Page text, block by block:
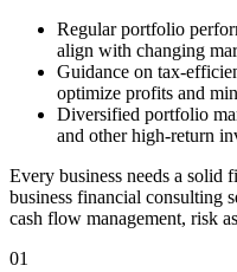
Regular portfolio
align with changing
Guidance on tax-
optimize profits and
Diversified portfolio
and other high-return
Every business needs a solid
business financial consulting
cash flow management, risk
01